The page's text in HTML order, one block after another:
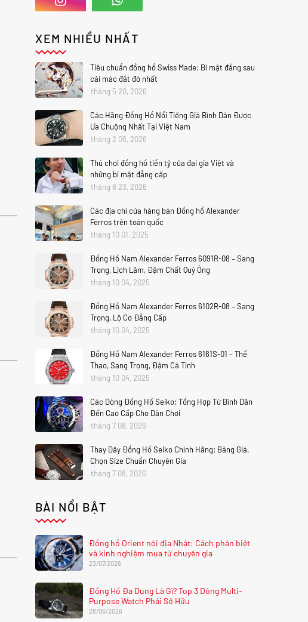
XEM NHIỀU NHẤT
Tiêu chuẩn đồng hồ Swiss Made: Bí mật đằng sau
cái mác đắt đỏ nhất
tháng 5 20, 2026
Các Hãng Đồng Hồ Nổi Tiếng Giá Bình Dân Được
Ưa Chuộng Nhất Tại Việt Nam
tháng 2 06, 2026
Thú chơi đồng hồ tiền tỷ của đại gia Việt và
những bí mật đẳng cấp
tháng 6 23, 2026
Các địa chỉ cửa hàng bán Đồng hồ Alexander
Ferros trên toàn quốc
tháng 10 01, 2025
Đồng Hồ Nam Alexander Ferros 6091R-08 – Sang
Trọng, Lịch Lãm, Đậm Chất Quý Ông
tháng 10 04, 2025
Đồng Hồ Nam Alexander Ferros 6102R-08 – Sang
Trọng, Lộ Cơ Đẳng Cấp
tháng 10 04, 2025
Đồng Hồ Nam Alexander Ferros 6161S-01 – Thể
Thao, Sang Trọng, Đậm Cá Tính
tháng 10 04, 2025
Các Dòng Đồng Hồ Seiko: Tổng Hợp Từ Bình Dân
Đến Cao Cấp Cho Dân Chơi
tháng 7 08, 2026
Thay Dây Đồng Hồ Seiko Chính Hãng: Bảng Giá,
Chọn Size Chuẩn Chuyên Gia
tháng 7 08, 2026
BÀI NỔI BẬT
Đồng hồ Orient nội địa Nhật: Cách phân biệt
và kinh nghiệm mua từ chuyên gia
23/07/2026
Đồng Hồ Đa Dụng Là Gì? Top 3 Dòng Multi-
Purpose Watch Phải Sở Hữu
28/06/2026